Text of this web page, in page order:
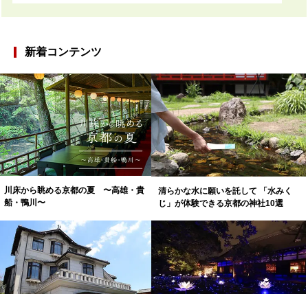
新着コンテンツ
川床から眺める京都の夏 〜高雄・貴
船・鴨川〜
清らかな水に願いを託して 「水みく
じ」が体験できる京都の神社10選